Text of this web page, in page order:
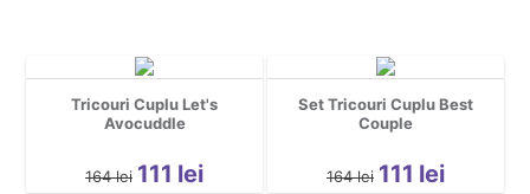
Tricouri Cuplu Let's
Avocuddle
164 lei 111 lei
Set Tricouri Cuplu Best
Couple
164 lei 111 lei